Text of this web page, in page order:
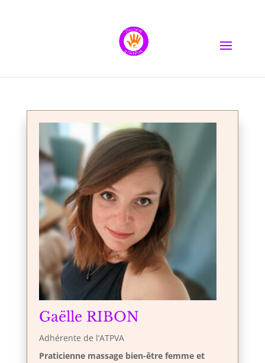
Gaëlle RIBON
Adhérente de l’ATPVA
Praticienne massage bien-être femme et